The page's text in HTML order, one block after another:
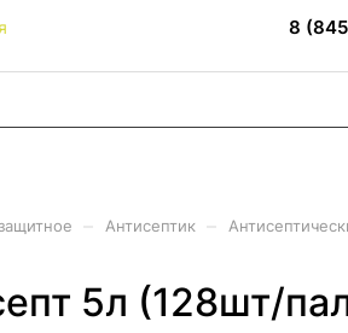
8
Антисептик
5л (128шт/